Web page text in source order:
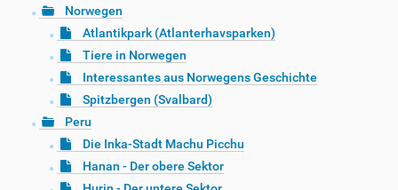
Norwegen
Atlantikpark (Atlanterhavsparken)
Tiere in Norwegen
Interessantes aus Norwegens Geschichte
Spitzbergen (Svalbard)
Peru
Die Inka-Stadt Machu Picchu
Hanan - Der obere Sektor